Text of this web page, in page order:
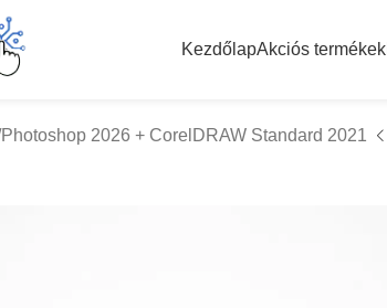
KezdőlapAkciós termékek
Photoshop 2026 + CorelDRAW Standard 2021